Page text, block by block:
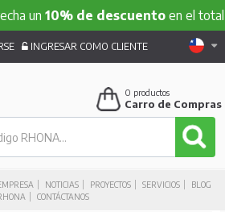
10% de descuentoen el total de tu
NOTICIAS PROYECTOS SERVICIOS
BLOG
CONTÁCTANOS
INGRESAR COMO CLIENTE
0 productos
Carro de Compras